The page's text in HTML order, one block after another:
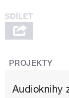
PROJEKTY
Audioknihy